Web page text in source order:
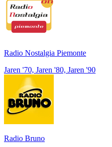
Radio Nostalgia Piemonte
Jaren '70, Jaren '80, Jaren '90
Radio Bruno